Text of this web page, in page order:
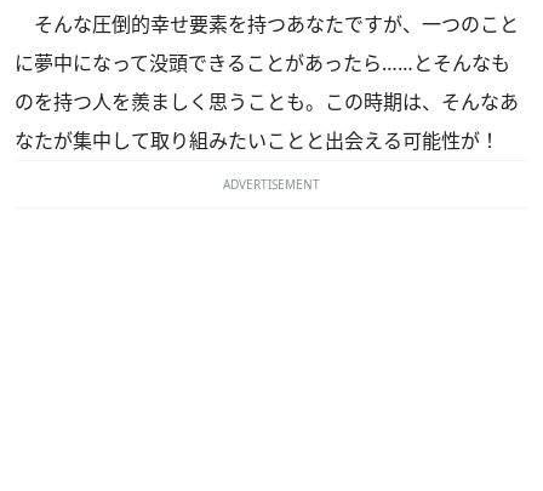
そんな圧倒的幸せ要素を持つあなたですが、一つのこと
に夢中になって没頭できることがあったら……とそんなも
のを持つ人を羨ましく思うことも。この時期は、そんなあ
なたが集中して取り組みたいことと出会える可能性が！
ADVERTISEMENT